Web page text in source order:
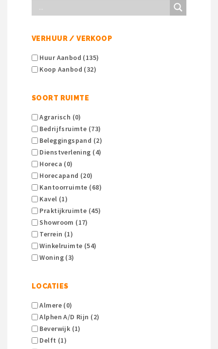
VERHUUR / VERKOOP
Huur Aanbod (135)
Koop Aanbod (32)
SOORT RUIMTE
Agrarisch (0)
Bedrijfsruimte (73)
Beleggingspand (2)
Dienstverlening (4)
Horeca (0)
Horecapand (20)
Kantoorruimte (68)
Kavel (1)
Praktijkruimte (45)
Showroom (17)
Terrein (1)
Winkelruimte (54)
Woning (3)
LOCATIES
Almere (0)
Alphen A/d Rijn (2)
Beverwijk (1)
Delft (1)